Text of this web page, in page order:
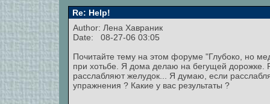
Re: Help!
Author: Лена Хавраник
Date: 08-27-06 03:05
Почитайте тему на этом форуме "Глубоко, но
при хотьбе. Я дома делаю на бегущей дорожке.
расслабляют желудок... Я думаю, если
упражнения ? Какие у вас результаты ?